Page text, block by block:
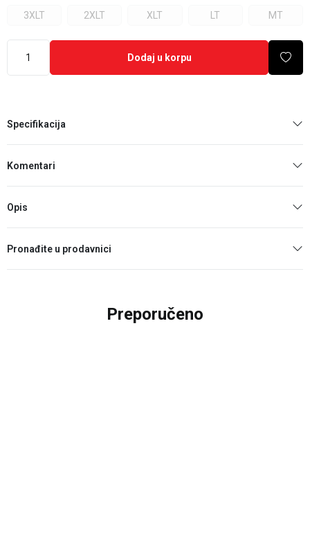
3XLT 2XLT XLT LT MT
Dodaj u korpu
Specifikacija
Komentari
Opis
Pronađite u prodavnici
Preporučeno